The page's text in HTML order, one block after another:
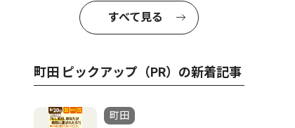
すべて見る
町田 ピックアップ（PR）の新着記事
町田